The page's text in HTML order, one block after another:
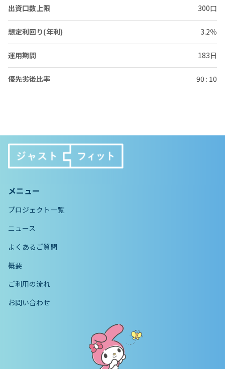
出資口数上限 300口
想定利回り(年利) 3.2％
運用期間 183日
優先劣後比率 90 : 10
メニュー
プロジェクト一覧
ニュース
よくあるご質問
概要
ご利用の流れ
お問い合わせ